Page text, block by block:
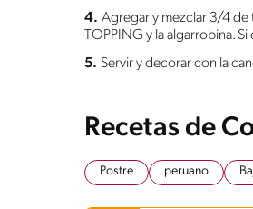
4. Agregar y mezclar 3/4 de
TOPPING y la algarrobina.
5. Servir y decorar con la
Recetas de
Postre peruano